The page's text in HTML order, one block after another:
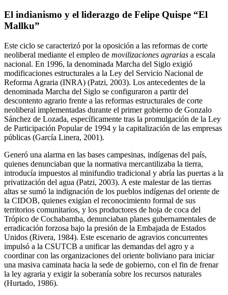
El indianismo y el liderazgo de Felipe Quispe “El
Mallku”
Este ciclo se caracterizó por la oposición a las reformas de corte
neoliberal mediante el empleo de movilizaciones agrarias a escala
nacional. En 1996, la denominada Marcha del Siglo exigió
modificaciones estructurales a la Ley del Servicio Nacional de
Reforma Agraria (INRA) (Patzi, 2003). Los antecedentes de la
denominada Marcha del Siglo se configuraron a partir del
descontento agrario frente a las reformas estructurales de corte
neoliberal implementadas durante el primer gobierno de Gonzalo
Sánchez de Lozada, específicamente tras la promulgación de la Ley
de Participación Popular de 1994 y la capitalización de las empresas
públicas (García Linera, 2001).
Generó una alarma en las bases campesinas, indígenas del país,
quienes denunciaban que la normativa mercantilizaba la tierra,
introducía impuestos al minifundio tradicional y abría las puertas a la
privatización del agua (Patzi, 2003). A este malestar de las tierras
altas se sumó la indignación de los pueblos indígenas del oriente de
la CIDOB, quienes exigían el reconocimiento formal de sus
territorios comunitarios, y los productores de hoja de coca del
Trópico de Cochabamba, denunciaban planes gubernamentales de
erradicación forzosa bajo la presión de la Embajada de Estados
Unidos (Rivera, 1984). Este escenario de agravios concurrentes
impulsó a la CSUTCB a unificar las demandas del agro y a
coordinar con las organizaciones del oriente boliviano para iniciar
una masiva caminata hacia la sede de gobierno, con el fin de frenar
la ley agraria y exigir la soberanía sobre los recursos naturales
(Hurtado, 1986).